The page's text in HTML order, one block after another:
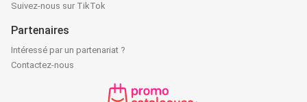
Suivez-nous sur TikTok
Partenaires
Intéressé par un partenariat ?
Contactez-nous